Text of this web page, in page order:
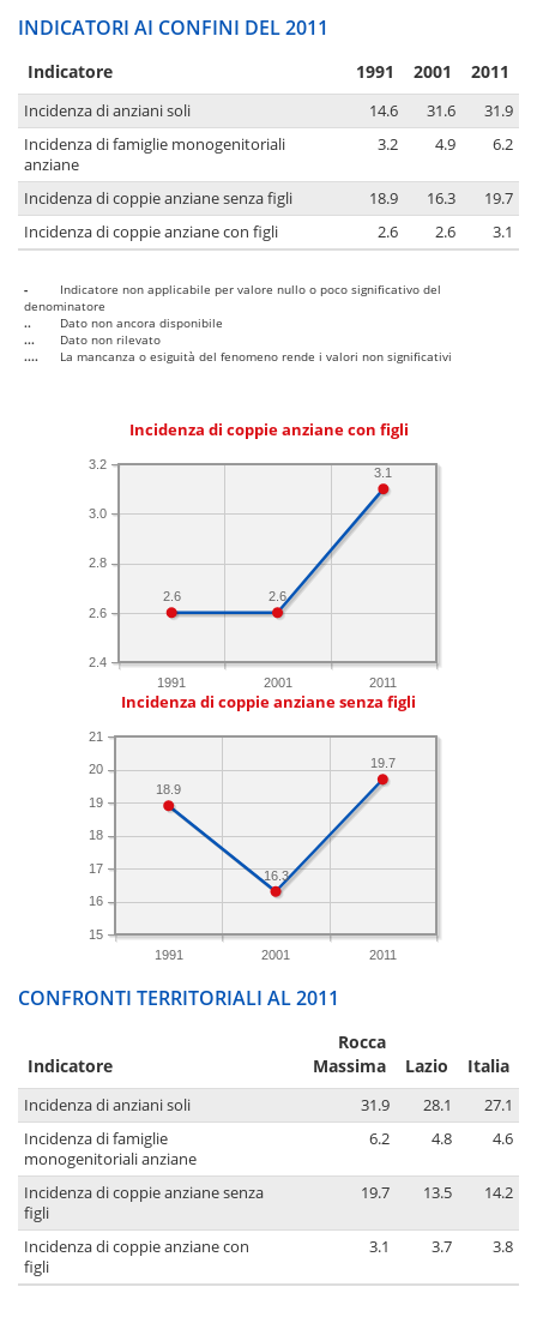
INDICATORI AI CONFINI DEL 2011
Indicatore 1991 2001 2011
Incidenza di anziani soli 14.6 31.6
31.9
Incidenza di famiglie monogenitoriali
anziane
3.2 4.9 6.2
Incidenza di coppie anziane senza figli 18.9 16.3
19.7
Incidenza di coppie anziane con figli
2.6 2.6 3.1
-
Indicatore non applicabile per valore nullo o poco significativo del
denominatore
..
Dato non ancora disponibile
...
Dato non rilevato
....
La mancanza o esiguità del fenomeno rende i valori non significativi
Incidenza di coppie anziane con figli
1991 2001 2011
2.4
2.6
2.8
3.0
3.2
3.1
2.6
2.6
Incidenza di coppie anziane senza figli
1991 2001 2011
15
16
17
18
19
20
21
19.7
16.3
18.9
CONFRONTI TERRITORIALI AL 2011
Indicatore
Rocca
Massima
Lazio Italia
Incidenza di anziani soli 31.9 28.1
27.1
Incidenza di famiglie
monogenitoriali anziane
6.2 4.8 4.6
Incidenza di coppie anziane senza
figli
19.7 13.5 14.2
Incidenza di coppie anziane con
figli
3.1 3.7 3.8